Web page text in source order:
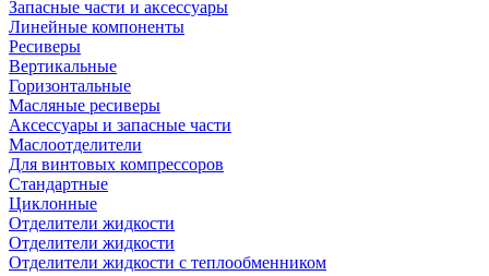
Запасные части и аксессуары
Линейные компоненты
Ресиверы
Вертикальные
Горизонтальные
Масляные ресиверы
Аксессуары и запасные части
Маслоотделители
Для винтовых компрессоров
Стандартные
Циклонные
Отделители жидкости
Отделители жидкости
Отделители жидкости с теплообменником